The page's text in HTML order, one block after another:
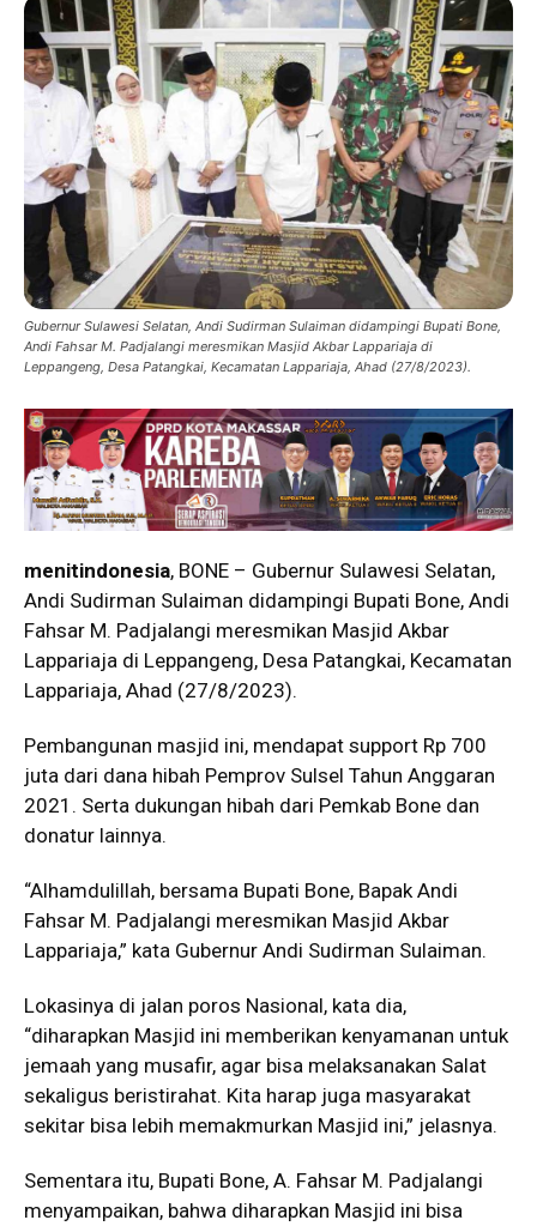
Gubernur Sulawesi Selatan, Andi Sudirman Sulaiman didampingi Bupati Bone,
Andi Fahsar M. Padjalangi meresmikan Masjid Akbar Lappariaja di
Leppangeng, Desa Patangkai, Kecamatan Lappariaja, Ahad (27/8/2023).
menitindonesia, BONE – Gubernur Sulawesi Selatan,
Andi Sudirman Sulaiman didampingi Bupati Bone, Andi
Fahsar M. Padjalangi meresmikan Masjid Akbar
Lappariaja di Leppangeng, Desa Patangkai, Kecamatan
Lappariaja, Ahad (27/8/2023).
Pembangunan masjid ini, mendapat support Rp 700
juta dari dana hibah Pemprov Sulsel Tahun Anggaran
2021. Serta dukungan hibah dari Pemkab Bone dan
donatur lainnya.
“Alhamdulillah, bersama Bupati Bone, Bapak Andi
Fahsar M. Padjalangi meresmikan Masjid Akbar
Lappariaja,” kata Gubernur Andi Sudirman Sulaiman.
Lokasinya di jalan poros Nasional, kata dia,
“diharapkan Masjid ini memberikan kenyamanan untuk
jemaah yang musafir, agar bisa melaksanakan Salat
sekaligus beristirahat. Kita harap juga masyarakat
sekitar bisa lebih memakmurkan Masjid ini,” jelasnya.
Sementara itu, Bupati Bone, A. Fahsar M. Padjalangi
menyampaikan, bahwa diharapkan Masjid ini bisa